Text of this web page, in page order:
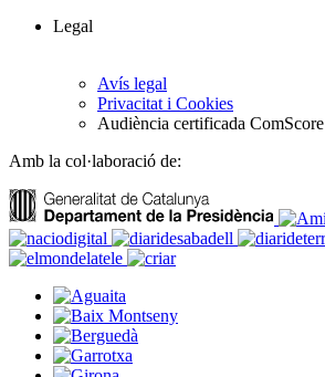
Legal
Avís legal
Privacitat i Cookies
Audiència certificada ComScore
Amb la col·laboració de: